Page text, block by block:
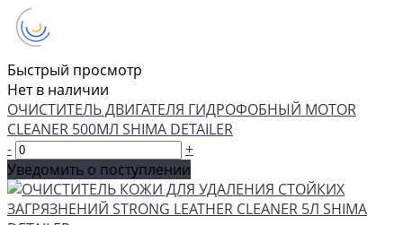
Быстрый просмотр
Нет в наличии
ОЧИСТИТЕЛЬ ДВИГАТЕЛЯ ГИДРОФОБНЫЙ MOTOR
CLEANER 500МЛ SHIMA DETAILER
-
+
Уведомить о поступлении